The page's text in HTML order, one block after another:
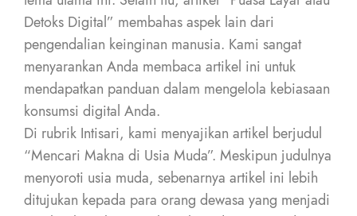
Detoks Digital” membahas aspek lain dari
pengendalian keinginan manusia. Kami sangat
menyarankan Anda membaca artikel ini untuk
mendapatkan panduan dalam mengelola kebiasaan
konsumsi digital Anda.
Di rubrik Intisari, kami menyajikan artikel berjudul
“Mencari Makna di Usia Muda”. Meskipun judulnya
menyoroti usia muda, sebenarnya artikel ini lebih
ditujukan kepada para orang dewasa yang menjadi